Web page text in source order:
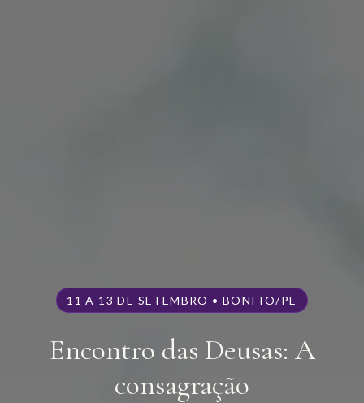
11 A 13 DE SETEMBRO • BONITO/PE
Encontro das Deusas: A
consagração